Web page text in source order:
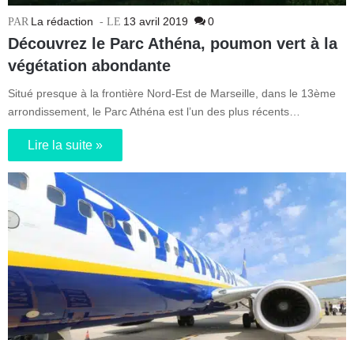
La rédaction 13 avril 2019 0
Découvrez le Parc Athéna, poumon vert à la
végétation abondante
Situé presque à la frontière Nord-Est de Marseille, dans le 13ème
arrondissement, le Parc Athéna est l’un des plus récents…
Lire la suite »